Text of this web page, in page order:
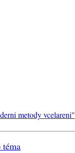
metody vcelareni"